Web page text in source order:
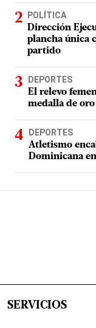
POLÍTICA
Dirección
plancha única
partido
DEPORTES
El relevo
medalla de
DEPORTES
Atletismo
Dominicana
SERVICIOS